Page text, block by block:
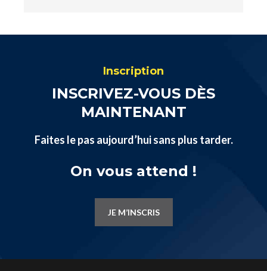
Inscription
INSCRIVEZ-VOUS DÈS
MAINTENANT
Faites le pas aujourd’hui sans plus tarder.
On vous attend !
JE M’INSCRIS